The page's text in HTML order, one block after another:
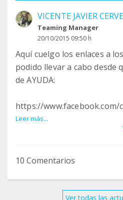
VICENTE JAVIER
Teaming Manager
20/10/2015 09:50 h
Aquí cuelgo los enlaces a
podido llevar a cabo desde
de AYUDA:
https://www.facebook.com/
t?
https://
Leer más...
10 Comentarios
Ver todas las